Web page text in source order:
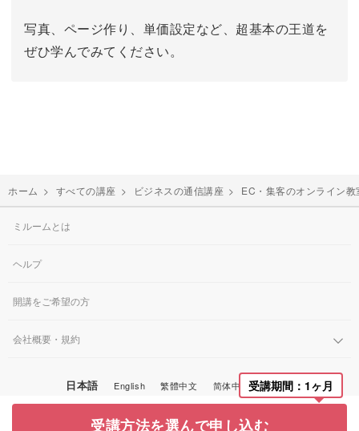
写真、ページ作り、単価設定など、超基本の王道を
ぜひ学んでみてください。
ホーム > すべての講座 > ビジネスの通信講座 > EC・集客のオンライン
受講期間：1ヶ月
受講方法を選んで申し込む
ミルームとは
ヘルプ
開講をご希望の方
会社概要・規約
日本語 English 繁體中文 简体中文 한국어
© Miroom, Inc.